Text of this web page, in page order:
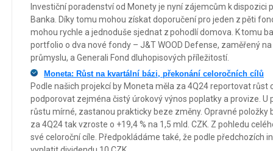
Investiční poradenství od Monety je nyní zájemcům k dispozici
Banka. Díky tomu mohou získat doporučení pro jeden z pěti
mohou rychle a jednoduše sjednat z pohodlí domova. K tomu
portfolio o dva nové fondy – J&T WOOD Defense, zaměřený
průmyslu, a Generali Fond dluhopisových příležitostí.
Moneta: Růst na kvartální bázi, překonání celoročních cílů
Podle našich projekcí by Moneta měla za 4Q24 reportovat růst
podporovat zejména čistý úrokový výnos poplatky a provize.
růstu mírné, zastanou prakticky beze změny. Opravné položky
za 4Q24 tak vzroste o +19,4 % na 1,5 mld. CZK. Z pohledu
své celoroční cíle. Předpokládáme také, že podle předchozích